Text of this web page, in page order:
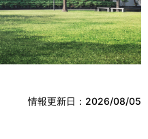
情報更新日：2026/08/05